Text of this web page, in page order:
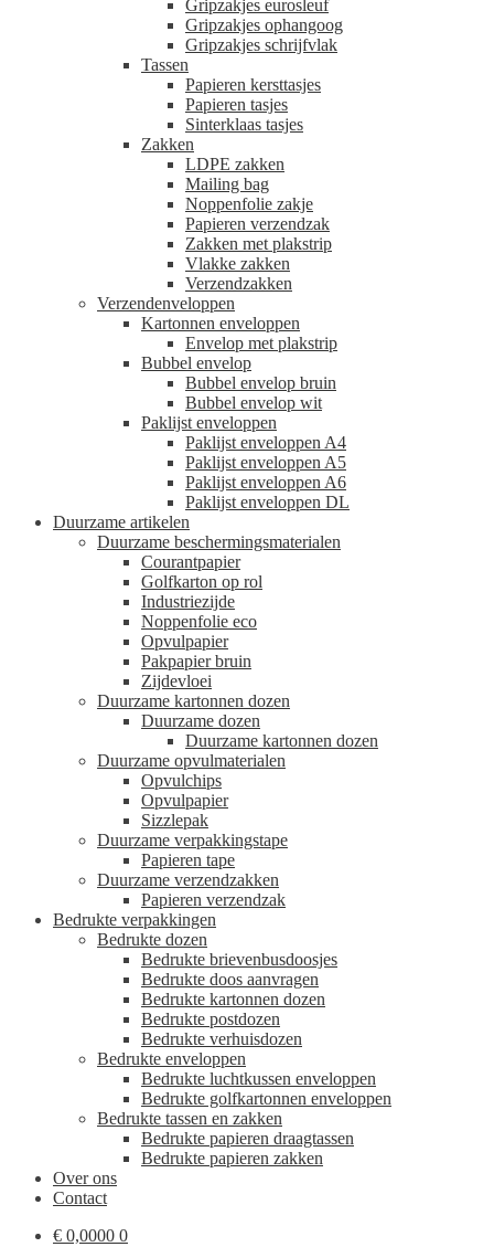
Gripzakjes eurosleuf
Gripzakjes ophangoog
Gripzakjes schrijfvlak
Tassen
Papieren kersttasjes
Papieren tasjes
Sinterklaas tasjes
Zakken
LDPE zakken
Mailing bag
Noppenfolie zakje
Papieren verzendzak
Zakken met plakstrip
Vlakke zakken
Verzendzakken
Verzendenveloppen
Kartonnen enveloppen
Envelop met plakstrip
Bubbel envelop
Bubbel envelop bruin
Bubbel envelop wit
Paklijst enveloppen
Paklijst enveloppen A4
Paklijst enveloppen A5
Paklijst enveloppen A6
Paklijst enveloppen DL
Duurzame artikelen
Duurzame beschermingsmaterialen
Courantpapier
Golfkarton op rol
Industriezijde
Noppenfolie eco
Opvulpapier
Pakpapier bruin
Zijdevloei
Duurzame kartonnen dozen
Duurzame dozen
Duurzame kartonnen dozen
Duurzame opvulmaterialen
Opvulchips
Opvulpapier
Sizzlepak
Duurzame verpakkingstape
Papieren tape
Duurzame verzendzakken
Papieren verzendzak
Bedrukte verpakkingen
Bedrukte dozen
Bedrukte brievenbusdoosjes
Bedrukte doos aanvragen
Bedrukte kartonnen dozen
Bedrukte postdozen
Bedrukte verhuisdozen
Bedrukte enveloppen
Bedrukte luchtkussen enveloppen
Bedrukte golfkartonnen enveloppen
Bedrukte tassen en zakken
Bedrukte papieren draagtassen
Bedrukte papieren zakken
Over ons
Contact
€ 0,0000 0